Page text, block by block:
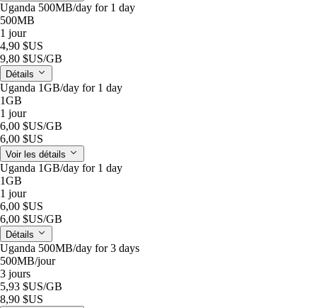
Uganda 500MB/day for 1 day
500MB
1 jour
4,90 $US
9,80 $US/GB
Détails
Uganda 1GB/day for 1 day
1GB
1 jour
6,00 $US/GB
6,00 $US
Voir les détails
Uganda 1GB/day for 1 day
1GB
1 jour
6,00 $US
6,00 $US/GB
Détails
Uganda 500MB/day for 3 days
500MB/jour
3 jours
5,93 $US/GB
8,90 $US